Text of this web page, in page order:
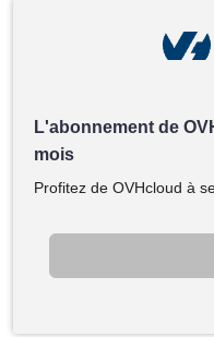
L'abonnement de
mois
Profitez de OVHcloud à